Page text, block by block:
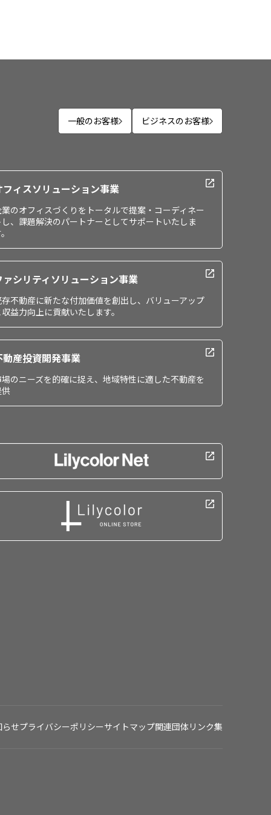
一般のお客様 ビジネスのお客様
フィスソリューション事業
業のオフィスづくりをトータルで提案・コーディネー
し、課題解決のパートナーとしてサポートいたしま
ァシリティソリューション事業
存不動産に新たな付加価値を創出し、バリューアップ
益力向上に貢献いたします。
動産投資開発事業
場のニーズを的確に捉え、地域特性に適した不動産を
らせプライバシーポリシーサイトマップ関連団体リンク集